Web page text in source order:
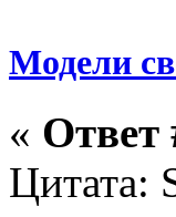
Модели
« Ответ
Цитата: